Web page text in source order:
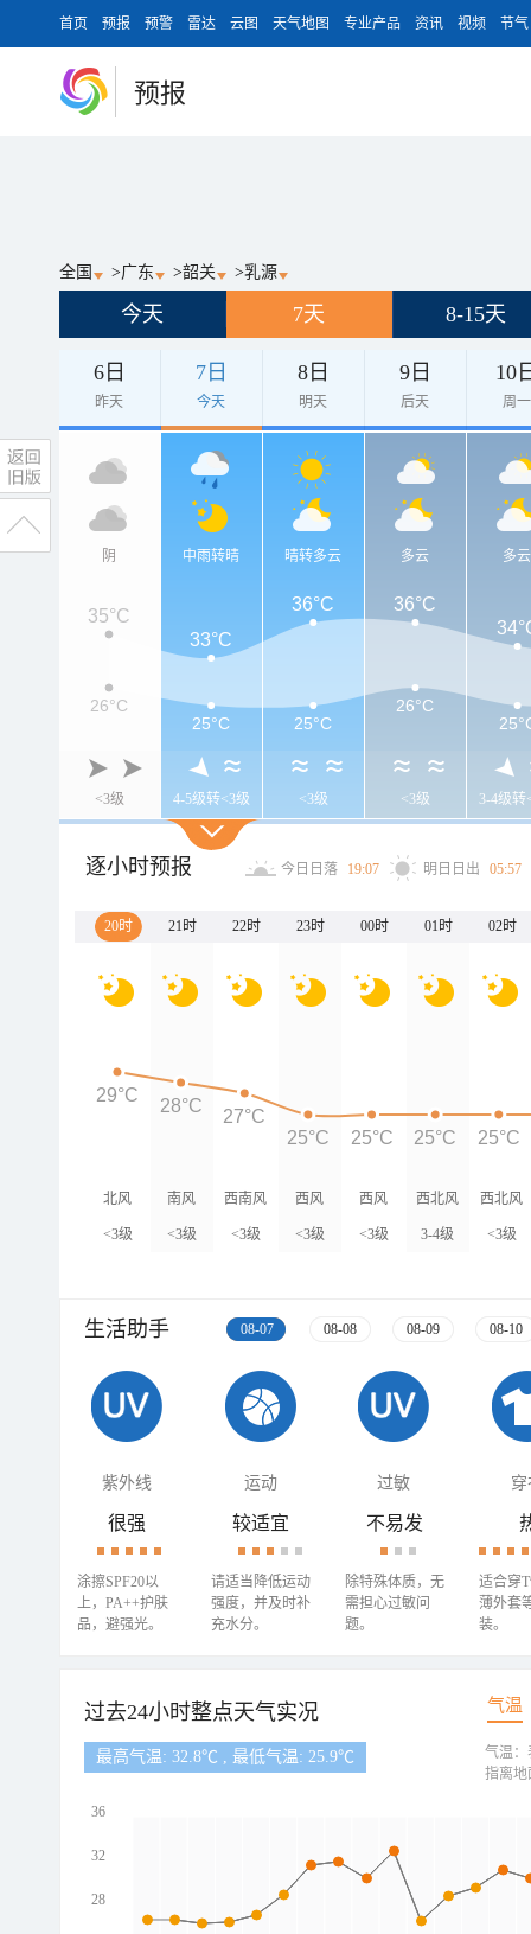
首页 预报 预警 雷达 云图 天气地图 专业产品 资讯 视频 节气
预报
全国 >广东 >韶关 >乳源
今天 7天 8-15天
6日
昨天
7日
今天
8日
明天
9日
后天
10
周一
阴
<3级
中雨转晴
4-5级转<3级
晴转多云
<3级
多云
<3级
多云
3-4级转
35°C
33°C
36°C
36°C
26°C
25°C
25°C
26°C
逐小时预报 今日日落 19:07 明日日出 05:57
20时 21时 22时 23时 00时 01时 02时
北风
<3级
南风
<3级
西南风
<3级
西风
<3级
西风
<3级
西北风
3-4级
西北风
<3级
29°C
28°C
27°C
25°C
25°C 25°C 25°C
生活助手 08-07 08-08 08-09 08-10
紫外线 运动 过敏 穿
很强
涂擦SPF20以
上，PA++护肤
品，避强光。
较适宜
请适当降低运动
强度，并及时补
充水分。
不易发
除特殊体质，无
需担心过敏问
题。
适合穿
薄外套
装。
过去24小时整点天气实况 气温
最高气温: 32.8℃ , 最低气温: 25.9℃
36
32
28
气温：
指离地